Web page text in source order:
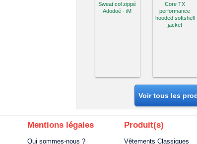
Sweat col zippé
Adodoé - iM
Core TX
performance
hooded softshell
jacket
Voir tous les
Mentions légales
Qui sommes-nous ?
Produit(s)
Vêtements Classiques